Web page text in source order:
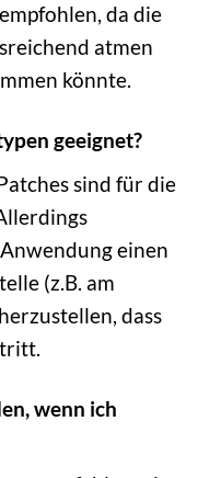
da die
atmen
könnte.
geeignet?
sind für die
einen
(z.B. am
dass
wenn ich